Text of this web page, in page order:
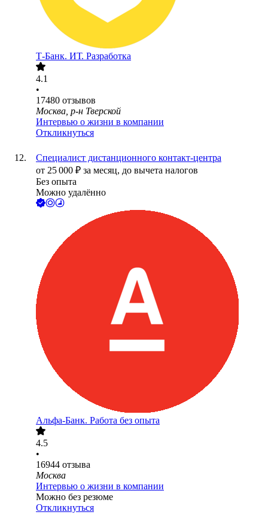
Т-Банк. ИТ. Разработка
4.1
•
17480 отзывов
Москва, р-н Тверской
Интервью о жизни в компании
Откликнуться
Специалист дистанционного контакт-центра
от 25 000 ₽ за месяц, до вычета налогов
Без опыта
Можно удалённо
Альфа-Банк. Работа без опыта
4.5
•
16944 отзыва
Москва
Интервью о жизни в компании
Можно без резюме
Откликнуться